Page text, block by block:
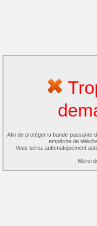
Afin de protéger la bande-passante
empêche de
Vous serez automatiquement
Merci